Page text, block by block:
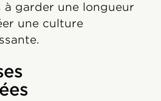
à garder une longueur
une culture